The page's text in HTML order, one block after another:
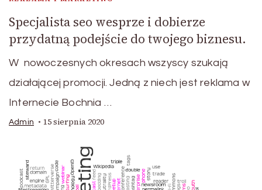
Specjalista seo wesprze i dobierze
przydatną podejście do twojego biznesu.
W nowoczesnych okresach wszyscy szukają
działającej promocji. Jedną z niech jest reklama w
Internecie Bochnia …
Admin 15 sierpnia 2020